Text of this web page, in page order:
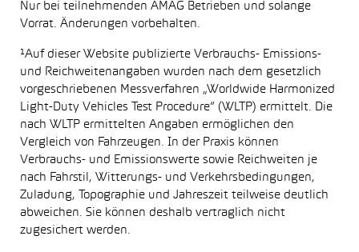
Nur bei teilnehmenden AMAG Betrieben und solange
Vorrat. Änderungen vorbehalten.
¹Auf dieser Website publizierte Verbrauchs- Emissions-
und Reichweitenangaben wurden nach dem gesetzlich
vorgeschriebenen Messverfahren „Worldwide Harmonized
Light-Duty Vehicles Test Procedure“ (WLTP) ermittelt. Die
nach WLTP ermittelten Angaben ermöglichen den
Vergleich von Fahrzeugen. In der Praxis können
Verbrauchs- und Emissionswerte sowie Reichweiten je
nach Fahrstil, Witterungs- und Verkehrsbedingungen,
Zuladung, Topographie und Jahreszeit teilweise deutlich
abweichen. Sie können deshalb vertraglich nicht
zugesichert werden.